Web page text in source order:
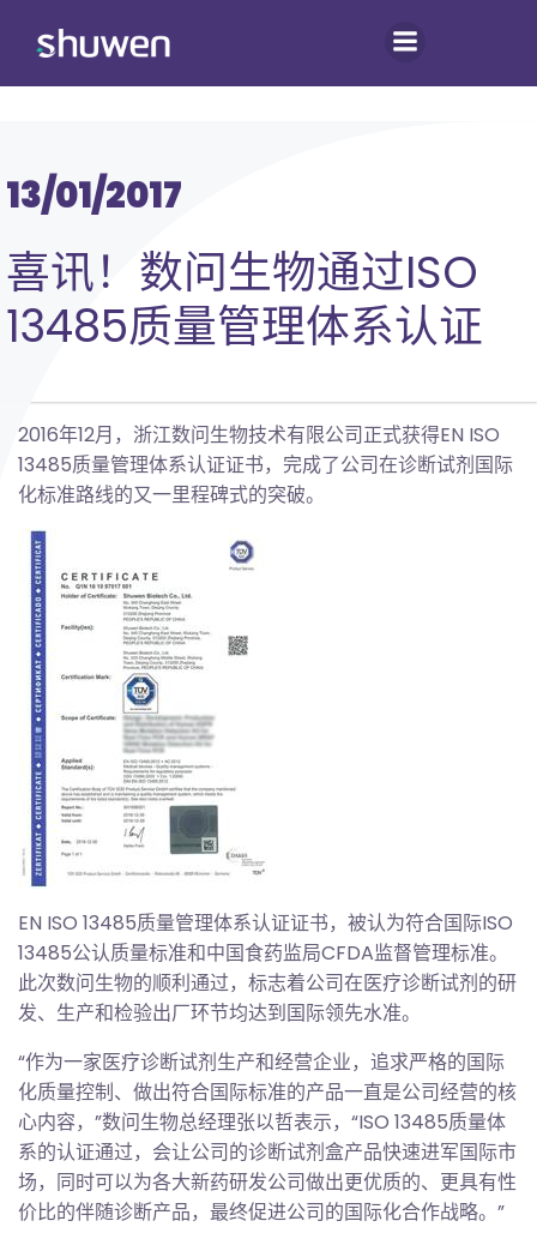
13/01/2017
喜讯！数问生物通过ISO
13485质量管理体系认证
2016年12月，浙江数问生物技术有限公司正式获得EN ISO
13485质量管理体系认证证书，完成了公司在诊断试剂国际
化标准路线的又一里程碑式的突破。
EN ISO 13485质量管理体系认证证书，被认为符合国际ISO
13485公认质量标准和中国食药监局CFDA监督管理标准。
此次数问生物的顺利通过，标志着公司在医疗诊断试剂的研
发、生产和检验出厂环节均达到国际领先水准。
“作为一家医疗诊断试剂生产和经营企业，追求严格的国际
化质量控制、做出符合国际标准的产品一直是公司经营的核
心内容，”数问生物总经理张以哲表示，“ISO 13485质量体
系的认证通过，会让公司的诊断试剂盒产品快速进军国际市
场，同时可以为各大新药研发公司做出更优质的、更具有性
价比的伴随诊断产品，最终促进公司的国际化合作战略。”